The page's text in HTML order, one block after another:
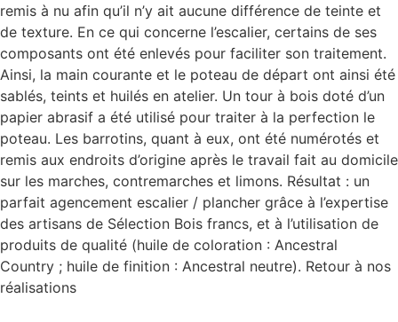
remis à nu afin qu’il n’y ait aucune différence de teinte et
de texture. En ce qui concerne l’escalier, certains de ses
composants ont été enlevés pour faciliter son traitement.
Ainsi, la main courante et le poteau de départ ont ainsi été
sablés, teints et huilés en atelier. Un tour à bois doté d’un
papier abrasif a été utilisé pour traiter à la perfection le
poteau. Les barrotins, quant à eux, ont été numérotés et
remis aux endroits d’origine après le travail fait au domicile
sur les marches, contremarches et limons. Résultat : un
parfait agencement escalier / plancher grâce à l’expertise
des artisans de Sélection Bois francs, et à l’utilisation de
produits de qualité (huile de coloration : Ancestral
Country ; huile de finition : Ancestral neutre). Retour à nos
réalisations